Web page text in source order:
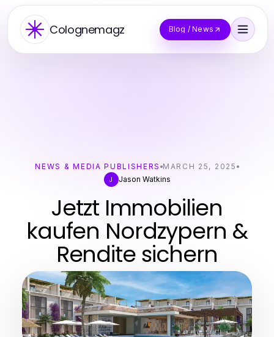
Colognemagz Blog / News
NEWS & MEDIA PUBLISHERS MARCH 25, 2025
J
Jason Watkins
Jetzt Immobilien
kaufen Nordzypern &
Rendite sichern